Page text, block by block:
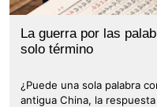
La guerra por las
solo término
¿Puede una sola palabra
antigua China, la